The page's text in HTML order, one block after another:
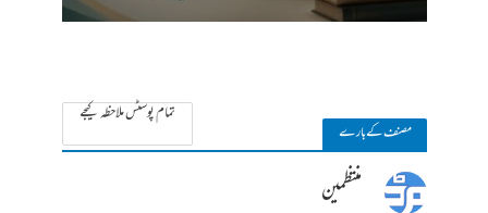
مصنف کے بارے
تمام پوسٹس ملاحظہ کیجے
منتظمین